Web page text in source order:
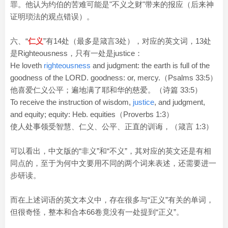
罪。他认为约伯的苦难可能是"不义之财"带来的报应（后来神
证明琐法的观点错误）。
六、“仁义”有14处（最多是箴言3处），对应的英文词，13处
是Righteousness，只有一处是justice：
He loveth righteousness and judgment: the earth is full of the
goodness of the LORD. goodness: or, mercy.（Psalms 33:5）
他喜爱仁义公平；遍地满了耶和华的慈爱。（诗篇 33:5）
To receive the instruction of wisdom, justice, and judgment,
and equity; equity: Heb. equities（Proverbs 1:3）
使人处事领受智慧、仁义、公平、正直的训诲，（箴言 1:3）
可以看出，中文版的“非义”和“不义”，其对应的英文还是有相
同点的，至于为何中文要用不同的两个词来表述，还需要进一
步研读。
而在上述词语的英文本义中，存在很多与“正义”有关的单词，
但很奇怪，整本和合本66卷竟没有一处提到“正义”。